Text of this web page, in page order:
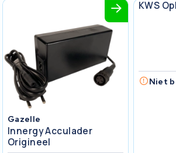
Gazelle
Innergy Acculader
Origineel
KWS
Niet